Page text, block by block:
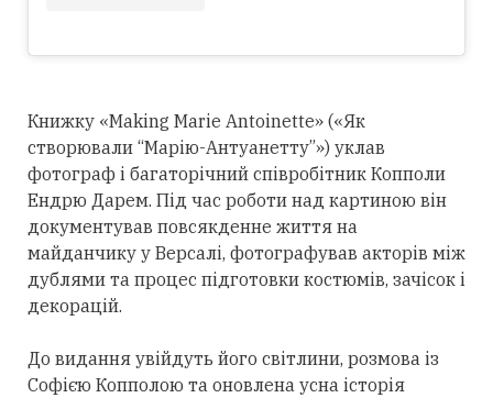
Книжку «Making Marie Antoinette» («Як
створювали “Марію-Антуанетту”») уклав
фотограф і багаторічний співробітник Копполи
Ендрю Дарем. Під час роботи над картиною він
документував повсякденне життя на
майданчику у Версалі, фотографував акторів між
дублями та процес підготовки костюмів, зачісок і
декорацій.
До видання увійдуть його світлини, розмова із
Софією Копполою та оновлена усна історія